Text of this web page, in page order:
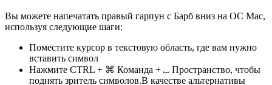
Вы можете напечатать правый гарпун с Барб вниз на ОС Mac,
используя следующие шаги:
Поместите курсор в текстовую область, где вам нужно
вставить символ
Нажмите CTRL + ⌘ Команда + ⎵ Пространство, чтобы
поднять зритель символов.В качестве альтернативы